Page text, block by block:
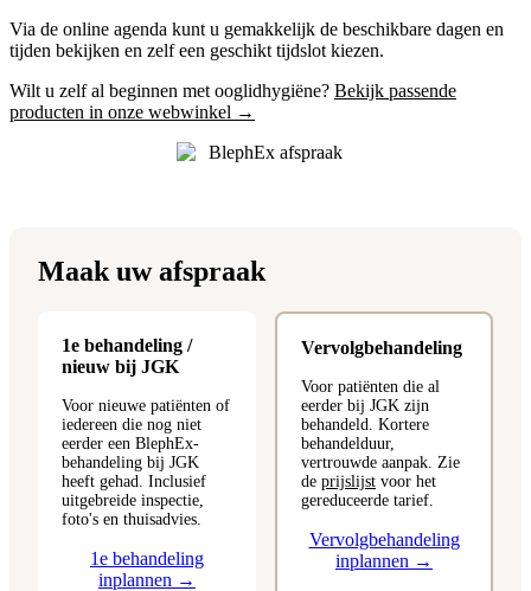
Via de online agenda kunt u gemakkelijk de beschikbare dagen en
tijden bekijken en zelf een geschikt tijdslot kiezen.
Wilt u zelf al beginnen met ooglidhygiëne? Bekijk passende
producten in onze webwinkel →
Maak uw afspraak
1e behandeling /
nieuw bij JGK
Voor nieuwe patiënten of
iedereen die nog niet
eerder een BlephEx-
behandeling bij JGK
heeft gehad. Inclusief
uitgebreide inspectie,
foto's en thuisadvies.
1e behandeling
inplannen →
Vervolgbehandeling
Voor patiënten die al
eerder bij JGK zijn
behandeld. Kortere
behandelduur,
vertrouwde aanpak. Zie
de prijslijst voor het
gereduceerde tarief.
Vervolgbehandeling
inplannen →